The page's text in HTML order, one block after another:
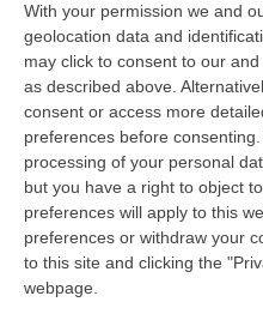
With your permission we and
geolocation data and
may click to consent to our
as described above.
consent or access more
preferences before consenting.
processing of your personal
but you have a right to object
preferences will apply to this
preferences or withdraw your
to this site and clicking the
webpage.
del Procura della
Distrettuale
confronti di
detenuto dopo
ordine ai delitti di
concorso e di
arma comune da
mafiosa.
Il provvedimento